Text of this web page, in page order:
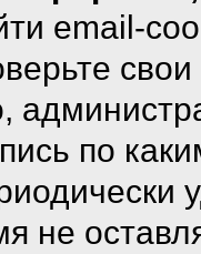
email-
по
не